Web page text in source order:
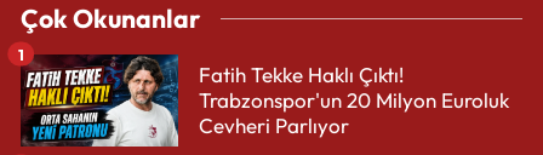
Çok Okunanlar
Fatih Tekke Haklı Çıktı!
Trabzonspor'un 20 Milyon Euroluk
Cevheri Parlıyor
1